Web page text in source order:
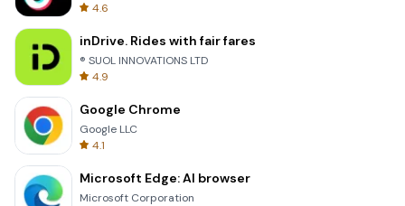
4.6
inDrive. Rides with fair fares
® SUOL INNOVATIONS LTD
4.9
Google Chrome
Google LLC
4.1
Microsoft Edge: AI browser
Microsoft Corporation